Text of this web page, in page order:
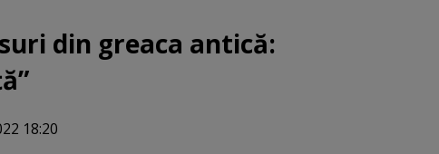
din greaca antică:
18:20